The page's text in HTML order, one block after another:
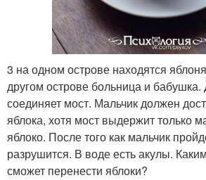
3 на одном острове находятся
другом острове больница и бабушка.
соединяет мост. Мальчик должен
яблока, хотя мост выдержит только
яблоко. После того как мальчик
разрушится. В воде есть акулы.
сможет перенести яблоки?